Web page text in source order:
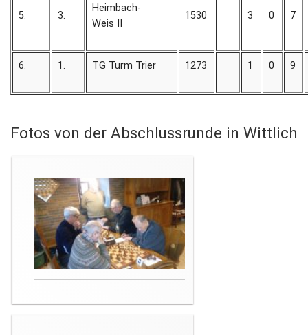
5. 3.
Heimbach-
Weis II
1530 3 0 7
6. 1. TG Turm Trier 1273 1 0 9
Fotos von der Abschlussrunde in Wittlich